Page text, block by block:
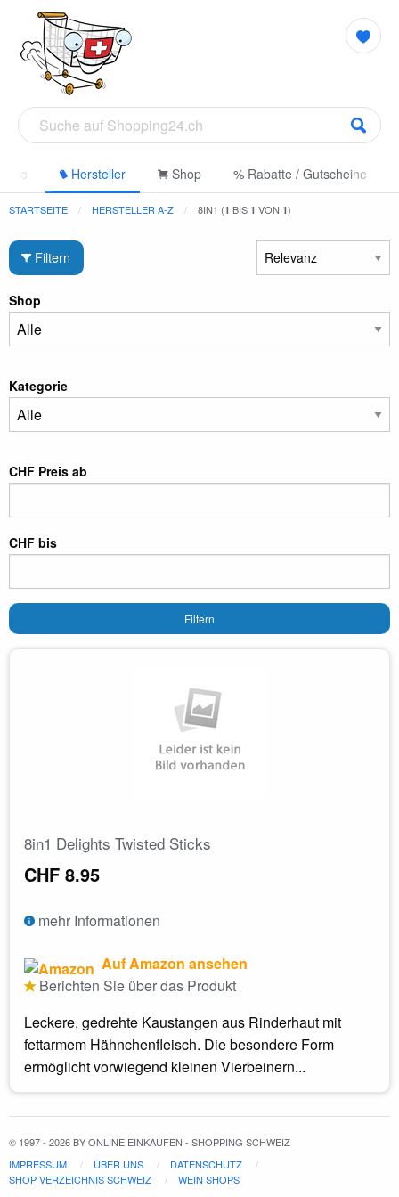
Hersteller Shop % Rabatte / Gutscheine
STARTSEITE HERSTELLER A-Z 8IN1 (1 BIS 1 VON 1)
Filtern
Shop
Kategorie
CHF Preis ab
CHF bis
Filtern
8in1 Delights Twisted Sticks
CHF 8.95
mehr Informationen
Auf Amazon ansehen
Berichten Sie über das Produkt
Leckere, gedrehte Kaustangen aus Rinderhaut mit
fettarmem Hähnchenfleisch. Die besondere Form
ermöglicht vorwiegend kleinen Vierbeinern...
© 1997 - 2026 BY ONLINE EINKAUFEN - SHOPPING SCHWEIZ
IMPRESSUM
ÜBER UNS
DATENSCHUTZ
SHOP VERZEICHNIS SCHWEIZ
WEIN SHOPS